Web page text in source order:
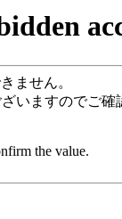
ません。
いますのでご確
the value.